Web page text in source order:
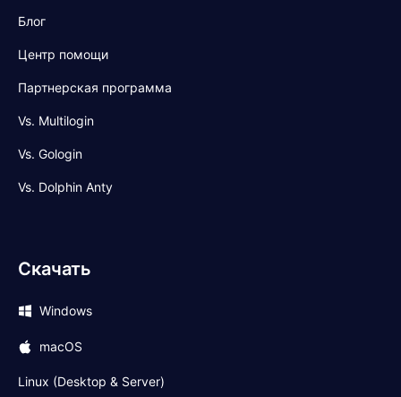
Блог
Центр помощи
Партнерская программа
Vs. Multilogin
Vs. Gologin
Vs. Dolphin Anty
Скачать
Windows
macOS
Linux (Desktop & Server)